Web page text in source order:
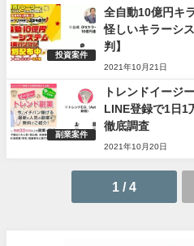
投資案件
全自動10億円キ
怪しいキラーシ
判】
2021年10月21日
副業案件
トレンドイージ
LINE登録で1日1
徹底調査
2021年10月20日
1 / 4